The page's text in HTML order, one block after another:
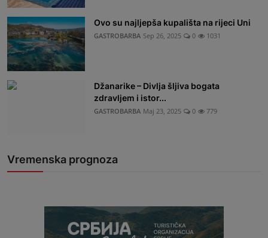
Ovo su najljepša kupališta na rijeci Uni
GASTROBARBA Sep 26, 2025 0 1031
Džanarike – Divlja šljiva bogata
zdravljem i istor...
GASTROBARBA Maj 23, 2025 0 779
Vremenska prognoza